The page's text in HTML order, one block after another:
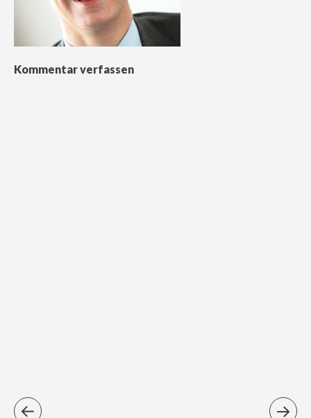
Kommentar verfassen